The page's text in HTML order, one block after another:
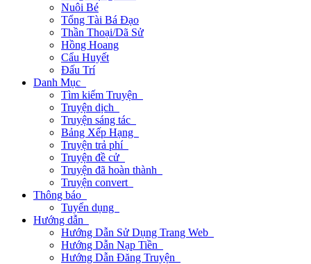
Nuôi Bé
Tổng Tài Bá Đạo
Thần Thoại/Dã Sử
Hồng Hoang
Cẩu Huyết
Đấu Trí
Danh Mục
Tìm kiếm Truyện
Truyện dịch
Truyện sáng tác
Bảng Xếp Hạng
Truyện trả phí
Truyện đề cử
Truyện đã hoàn thành
Truyện convert
Thông báo
Tuyển dụng
Hướng dẫn
Hướng Dẫn Sử Dụng Trang Web
Hướng Dẫn Nạp Tiền
Hướng Dẫn Đăng Truyện